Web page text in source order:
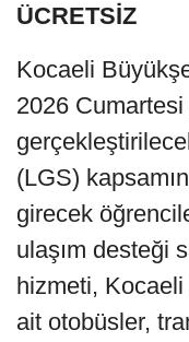
ÜCRETSİZ
Kocaeli
2026 Cumartesi
(LGS)
girecek
ulaşım desteği
hizmeti,
ait otobüsler,